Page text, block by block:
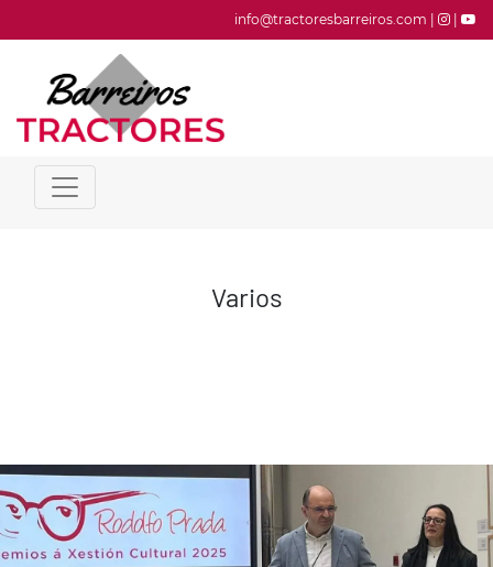
info@tractoresbarreiros.com |
Varios